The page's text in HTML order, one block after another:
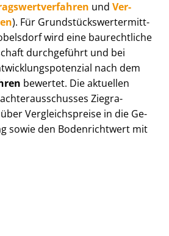
und Ver­
). Für Grund­stücks­wert­ermitt­
wird eine baurechtliche
durchgeführt und bei
nach dem
bewertet. Die aktuellen
Ziegra-
Ver­gleichs­prei­se in die Ge­
sowie den Bodenrichtwert mit